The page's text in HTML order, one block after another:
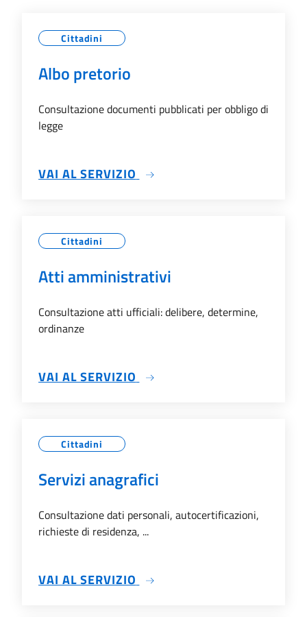
Cittadini
Albo pretorio
Consultazione documenti pubblicati per obbligo di
legge
VAI AL SERVIZIO SU ALBO PRETORIO
Cittadini
Atti amministrativi
Consultazione atti ufficiali: delibere, determine,
ordinanze
VAI AL SERVIZIO SU ATTI AMMINISTRATIVI
Cittadini
Servizi anagrafici
Consultazione dati personali, autocertificazioni,
richieste di residenza, ...
VAI AL SERVIZIO SU SERVIZI ANAGRAFICI